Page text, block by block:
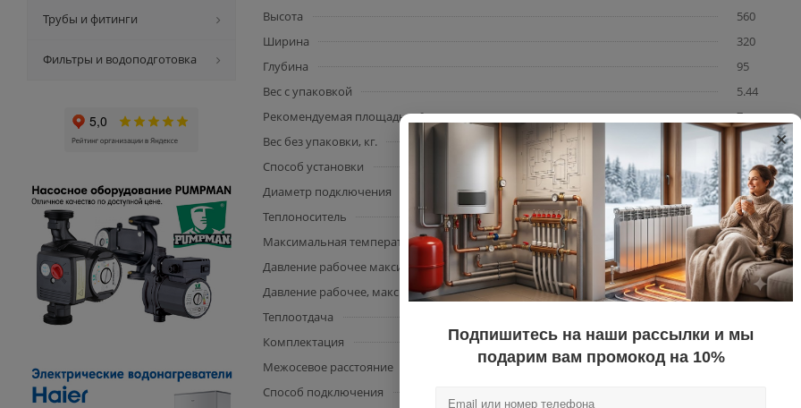
Высота
560
Ширина
320
Глубина
95
Вес с упаковкой
5.44
Рекомендуемая площадь, м²
7
Вес без упаковки, кг.
4.44
Способ установки
Диаметр подключения
1
Теплоноситель
Максимальная температура теплоносителя, °C
110
Давление рабочее максимальное, бар
16
Давление рабочее, макс., бар
15
Теплоотдача
Комплектация
радиатор,
Межосевое расстояние
Способ подключения
Трубы и фитинги
Фильтры и водоподготовка
×
Подпишитесь на наши рассылки и мы
подарим вам промокод на 10%